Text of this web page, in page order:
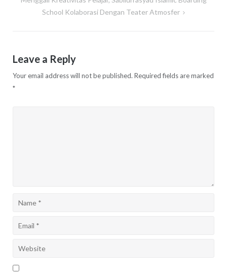
School Kolaborasi Dengan Teater Atmosfer
Leave a Reply
Your email address will not be published. Required fields are marked
*